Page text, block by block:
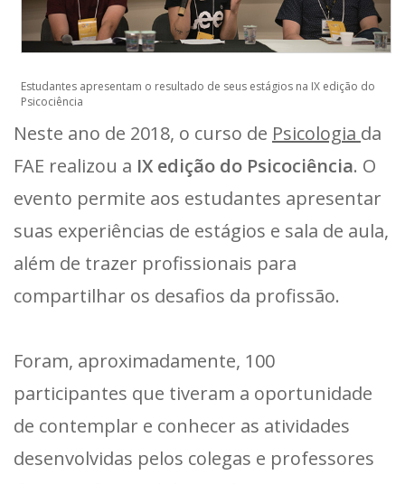
Estudantes apresentam o resultado de seus estágios na IX edição do
Psicociência
Neste ano de 2018, o curso de Psicologia da
FAE realizou a IX edição do Psicociência. O
evento permite aos estudantes apresentar
suas experiências de estágios e sala de aula,
além de trazer profissionais para
compartilhar os desafios da profissão.
Foram, aproximadamente, 100
participantes que tiveram a oportunidade
de contemplar e conhecer as atividades
desenvolvidas pelos colegas e professores